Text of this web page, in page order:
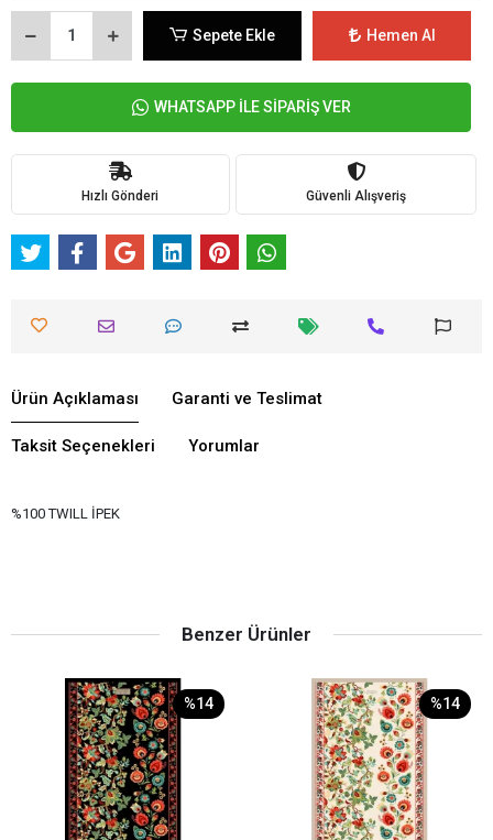
Sepete Ekle Hemen Al
WHATSAPP İLE SİPARİŞ VER
Hızlı Gönderi Güvenli Alışveriş
Ürün Açıklaması Garanti ve Teslimat
Taksit Seçenekleri Yorumlar
%100 TWILL İPEK
Benzer Ürünler
%14 %14